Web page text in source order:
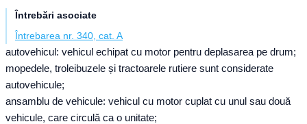
Întrebări asociate
Întrebarea nr. 340, cat. A
autovehicul: vehicul echipat cu motor pentru deplasarea pe drum;
mopedele, troleibuzele și tractoarele rutiere sunt considerate
autovehicule;
ansamblu de vehicule: vehicul cu motor cuplat cu unul sau două
vehicule, care circulă ca o unitate;